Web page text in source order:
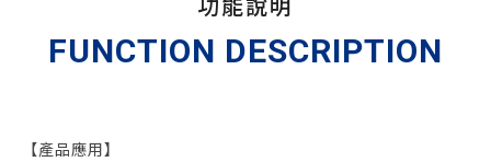
功能說明
FUNCTION DESCRIPTION
【產品應用】